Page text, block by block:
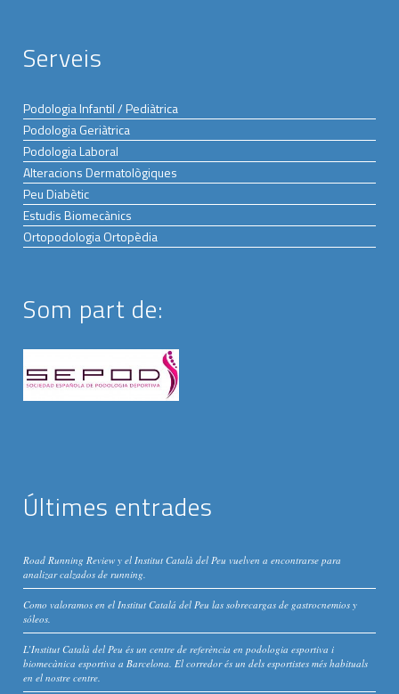
Serveis
Podologia Infantil / Pediàtrica
Podologia Geriàtrica
Podologia Laboral
Alteracions Dermatològiques
Peu Diabètic
Estudis Biomecànics
Ortopodologia Ortopèdia
Som part de:
Últimes entrades
Road Running Review y el Institut Català del Peu vuelven a encontrarse para
analizar calzados de running.
Como valoramos en el Institut Catalá del Peu las sobrecargas de gastrocnemios y
sóleos.
L’Institut Català del Peu és un centre de referència en podologia esportiva i
biomecànica esportiva a Barcelona. El corredor és un dels esportistes més habituals
en el nostre centre.